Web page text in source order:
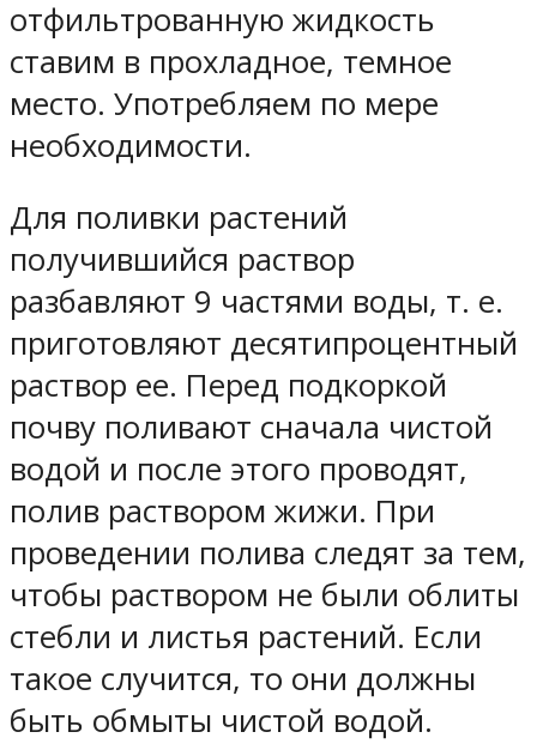
отфильтрованную жидкость
ставим в прохладное, темное
место. Употребляем по мере
необходимости.
Для поливки растений
получившийся раствор
разбавляют 9 частями воды, т. е.
приготовляют десятипроцентный
раствор ее. Перед подкоркой
почву поливают сначала чистой
водой и после этого проводят,
полив раствором жижи. При
проведении полива следят за тем,
чтобы раствором не были облиты
стебли и листья растений. Если
такое случится, то они должны
быть обмыты чистой водой.